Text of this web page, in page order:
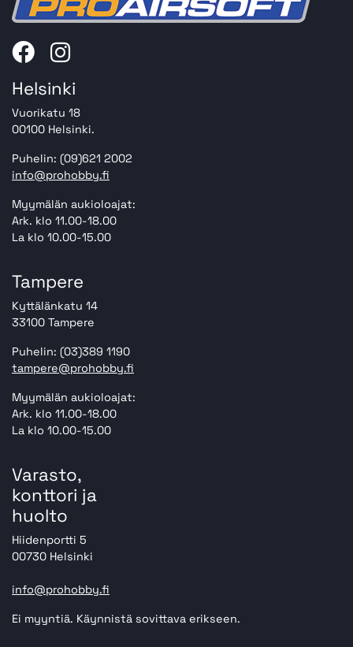
Helsinki
Vuorikatu 18
00100 Helsinki.
Puhelin: (09)621 2002
info@prohobby.fi
Myymälän aukioloajat:
Ark. klo 11.00-18.00
La klo 10.00-15.00
Tampere
Kyttälänkatu 14
33100 Tampere
Puhelin: (03)389 1190
tampere@prohobby.fi
Myymälän aukioloajat:
Ark. klo 11.00-18.00
La klo 10.00-15.00
Varasto,
konttori ja
huolto
Hiidenportti 5
00730 Helsinki
info@prohobby.fi
Ei myyntiä. Käynnistä sovittava erikseen.